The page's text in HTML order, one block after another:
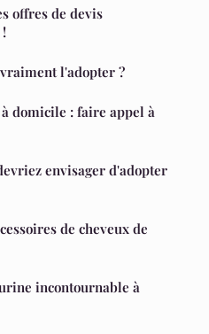
offres de devis
l'adopter ?
domicile : faire appel à
envisager d'adopter
de cheveux de
incontournable à